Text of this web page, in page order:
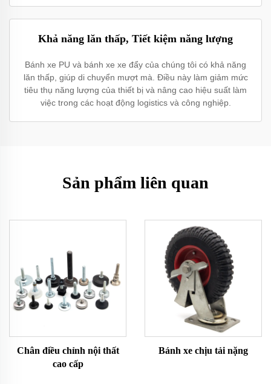
Khả năng lăn thấp, Tiết kiệm năng lượng
Bánh xe PU và bánh xe xe đẩy của chúng tôi có khả năng
lăn thấp, giúp di chuyển mượt mà. Điều này làm giảm mức
tiêu thụ năng lượng của thiết bị và nâng cao hiệu suất làm
việc trong các hoạt động logistics và công nghiệp.
Sản phẩm liên quan
Chân điều chỉnh nội thất
cao cấp
Bánh xe chịu tải nặng